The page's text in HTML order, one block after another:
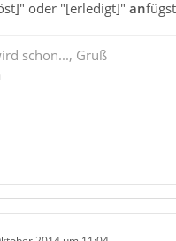
oder "[erledigt]" an
schon..., Gruß